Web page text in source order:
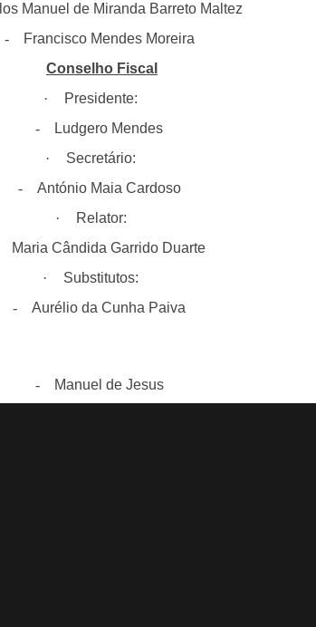
Manuel de Miranda Barreto Maltez
-
Francisco Mendes Moreira
Conselho Fiscal
·
Presidente:
-
Ludgero Mendes
·
Secretário:
-
António Maia Cardoso
·
Relator:
Maria Cândida Garrido Duarte
·
Substitutos:
-
Aurélio da Cunha Paiva
- Manuel de Jesus